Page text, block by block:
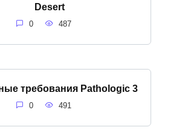
Desert
0 487
требования Pathologic 3
0 491